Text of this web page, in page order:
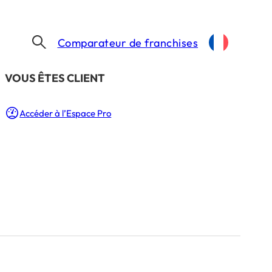
​VOUS ÊTES CLIENT
Accéder à l’Espace Pro
Comparateur de franchises